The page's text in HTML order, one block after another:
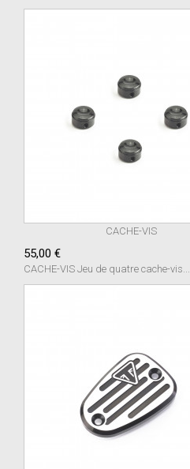
CACHE-VIS
55,00 €
CACHE-VIS Jeu de quatre cache-vis...